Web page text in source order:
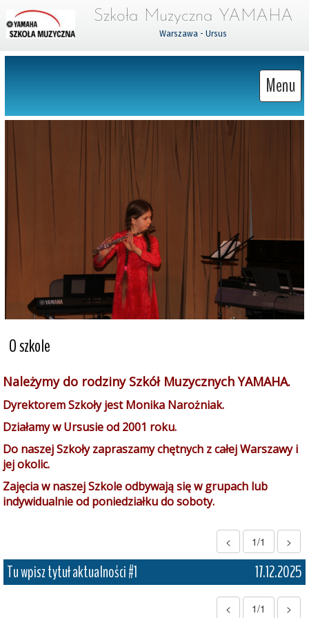
Szkoła Muzyczna YAMAHA
Warszawa - Ursus
Menu
O szkole
Należymy do rodziny Szkół Muzycznych YAMAHA.
Dyrektorem Szkoły jest Monika Narożniak.
Działamy w Ursusie od 2001 roku.
Do naszej Szkoły zapraszamy chętnych z całej Warszawy i
jej okolic.
Zajęcia w naszej Szkole odbywają się w grupach lub
indywidualnie od poniedziałku do soboty.
< 1/1 >
Tu wpisz tytuł aktualności #1 17.12.2025
< 1/1 >